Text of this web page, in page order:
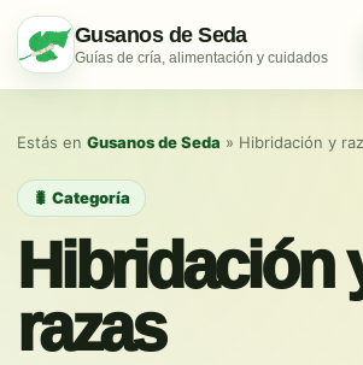
Saltar
contenido
Gusanos de Seda
Guías de cría, alimentación y cuidados
Estás en Gusanos de Seda » Hibridación y
🐛 Categoría
Hibridación
razas